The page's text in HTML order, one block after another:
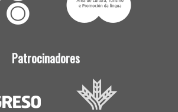
Patrocinadores